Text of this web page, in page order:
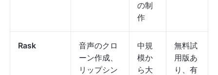
の制
作
Rask
音声のクロ
ーン作成、
リップシン
中規
模か
ら大
無料試
用版あ
り、有